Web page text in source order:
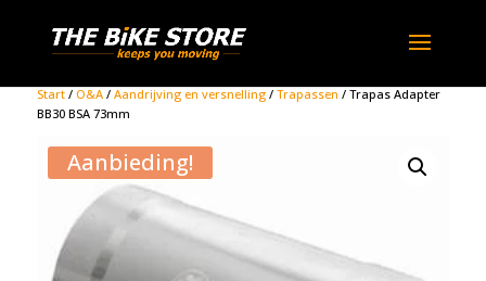
Start/ O&A/ Aandrijving en versnelling/ Trapassen / Trapas Adapter
BB30 BSA 73mm
Aanbieding!